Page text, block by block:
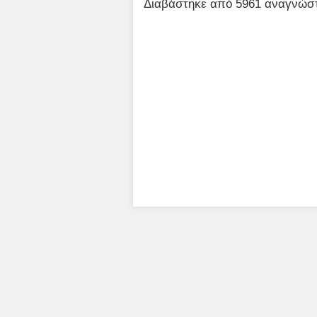
Διαβάστηκε από 5961